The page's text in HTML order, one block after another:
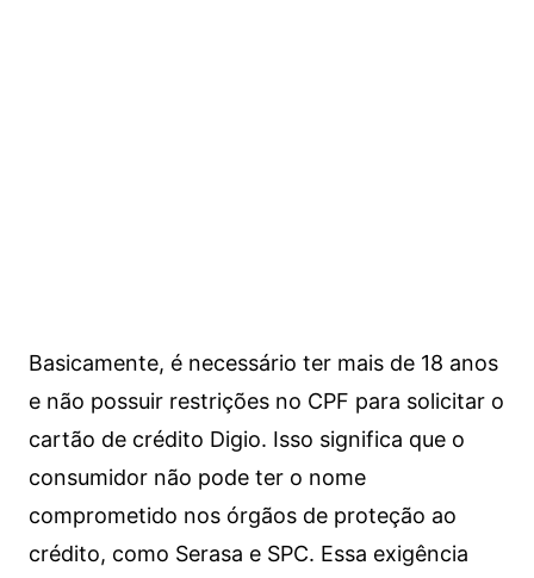
Basicamente, é necessário ter mais de 18 anos
e não possuir restrições no CPF para solicitar o
cartão de crédito Digio. Isso significa que o
consumidor não pode ter o nome
comprometido nos órgãos de proteção ao
crédito, como Serasa e SPC. Essa exigência